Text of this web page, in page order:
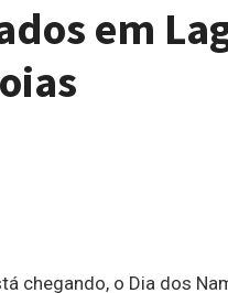
em
chegando, o Dia dos